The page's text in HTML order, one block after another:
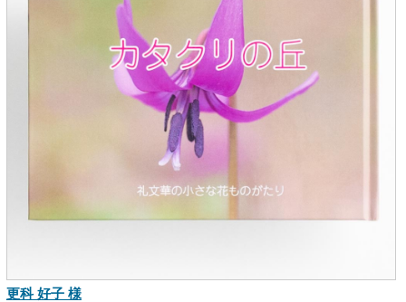
更科 好子 様